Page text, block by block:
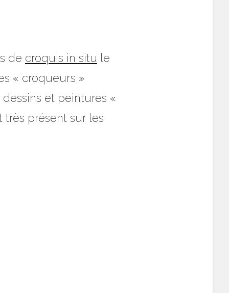
de croquis in situ le
« croqueurs »
et peintures «
présent sur les